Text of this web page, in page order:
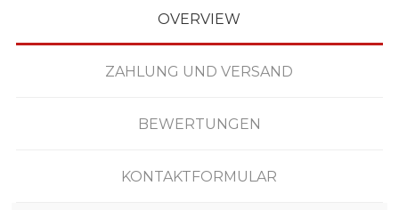
OVERVIEW
ZAHLUNG UND VERSAND
BEWERTUNGEN
KONTAKTFORMULAR